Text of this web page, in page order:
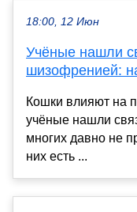
18:00, 12 Июн
Учёные нашли
шизофренией:
Кошки влияют на
учёные нашли
многих давно не
них есть ...